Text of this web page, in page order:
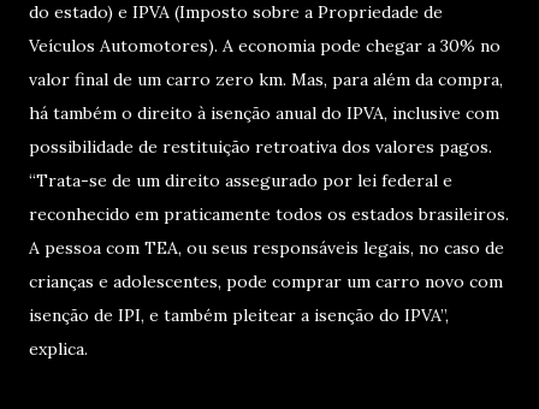
do estado) e IPVA (Imposto sobre a Propriedade de
Veículos Automotores). A economia pode chegar a 30% no
valor final de um carro zero km. Mas, para além da compra,
há também o direito à isenção anual do IPVA, inclusive com
possibilidade de restituição retroativa dos valores pagos.
“Trata-se de um direito assegurado por lei federal e
reconhecido em praticamente todos os estados brasileiros.
A pessoa com TEA, ou seus responsáveis legais, no caso de
crianças e adolescentes, pode comprar um carro novo com
isenção de IPI, e também pleitear a isenção do IPVA”,
explica.